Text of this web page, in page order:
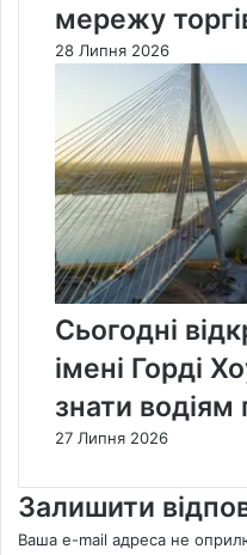
мережу
28 Липня 2026
Сьогодні
імені Горді
знати
27 Липня 2026
Залишити
Ваша e-mail адреса не